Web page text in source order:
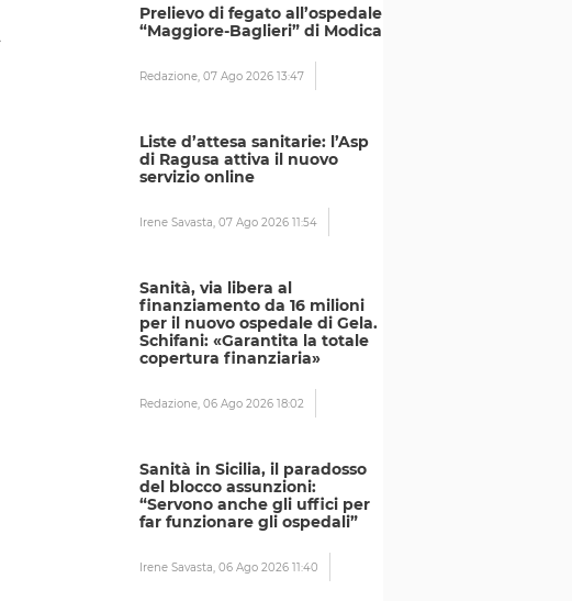
Prelievo di fegato all’ospedale
“Maggiore-Baglieri” di Modica
Redazione, 07 Ago 2026 13:47
Liste d’attesa sanitarie: l’Asp
di Ragusa attiva il nuovo
servizio online
Irene Savasta, 07 Ago 2026 11:54
Sanità, via libera al
finanziamento da 16 milioni
per il nuovo ospedale di Gela.
Schifani: «Garantita la totale
copertura finanziaria»
Redazione, 06 Ago 2026 18:02
Sanità in Sicilia, il paradosso
del blocco assunzioni:
“Servono anche gli uffici per
far funzionare gli ospedali”
Irene Savasta, 06 Ago 2026 11:40